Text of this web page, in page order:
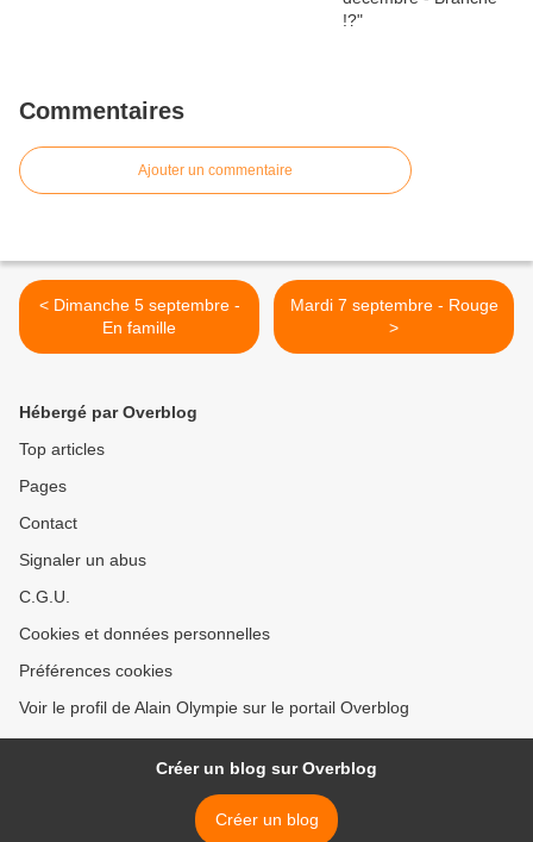
Commentaires
Ajouter un commentaire
< Dimanche 5 septembre -
En famille
Mardi 7 septembre - Rouge
>
Hébergé par Overblog
Top articles
Pages
Contact
Signaler un abus
C.G.U.
Cookies et données personnelles
Préférences cookies
Voir le profil de Alain Olympie sur le portail Overblog
Créer un blog sur Overblog
Créer un blog